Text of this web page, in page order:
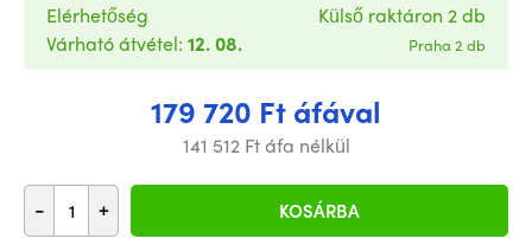
179 720 Ft áfával
141 512 Ft áfa nélkül
- + KOSÁRBA
Elérhetőség
Várható átvétel: 12. 08.
Külső raktáron 2 db
Praha 2 db